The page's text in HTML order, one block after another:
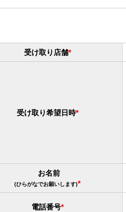
受け取り店舗
受け取り希望日時
お名前
(ひらがなでお願いします)
電話番号